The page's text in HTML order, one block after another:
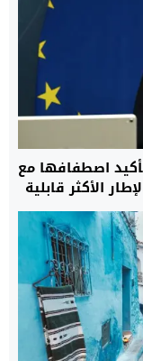
تجدد تأكيد اصطفافها مع
الأكثر قابلية